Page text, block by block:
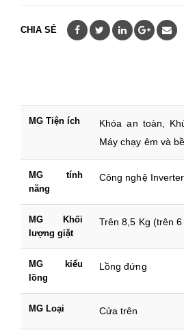
CHIA SẺ
MG Tiện ích
Khóa an toàn,
Máy chạy êm và
MG tính
năng
Công nghệ Inverter
MG Khối
lượng giặt
Trên 8,5 Kg (trên
MG kiểu
lồng
Lồng đứng
MG Loại Cửa trên